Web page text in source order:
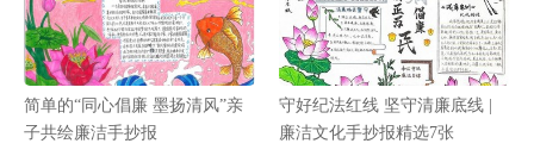
简单的“同心倡廉 墨扬清风”亲
子共绘廉洁手抄报
守好纪法红线 坚守清廉底线 |
廉洁文化手抄报精选7张